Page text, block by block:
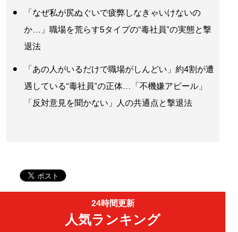
「なぜ私が尻ぬぐいで疲弊しなきゃいけないの
か…」職場を荒らす5タイプの“毒社員”の実態と撃
退法
「あの人がいるだけで職場がしんどい」約4割が遭
遇している“毒社員”の正体…「不機嫌アピール」
「反対意見を聞かない」人の共通点と撃退法
24時間更新
人気ランキング